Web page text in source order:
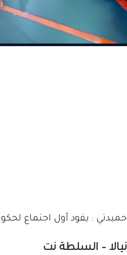
حميدتي : يقود أول اجتماع
نيالا – السلطة نت